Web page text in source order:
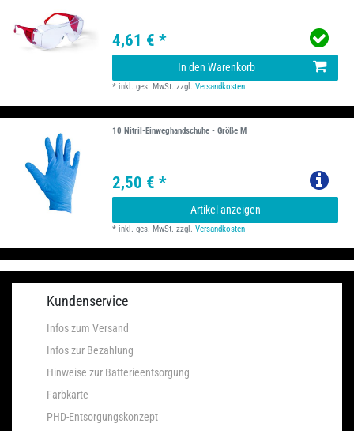
4,61 € *
In den Warenkorb
*inkl. ges. MwSt. zzgl.Versandkosten
10 Nitril-Einweghandschuhe - Größe M
2,50 € *
Artikel anzeigen
*inkl. ges. MwSt. zzgl.Versandkosten
Kundenservice
Infos zum Versand
Infos zur Bezahlung
Hinweise zur Batterieentsorgung
Farbkarte
PHD-Entsorgungskonzept